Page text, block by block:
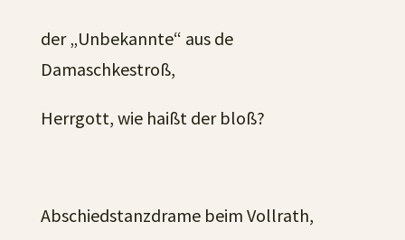
der „Unbekannte“ aus de
Damaschkestroß,
Herrgott, wie haißt der bloß?
Abschiedstanzdrame beim Vollrath,